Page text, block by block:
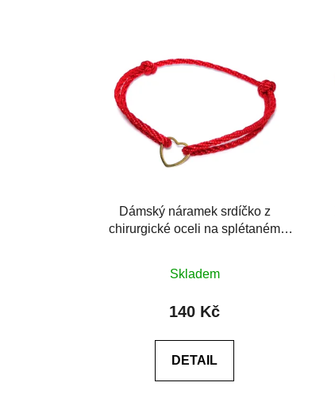
Dámský náramek srdíčko z
chirurgické oceli na splétaném
hodnocení
produktu
z
Skladem
140 Kč
DETAIL